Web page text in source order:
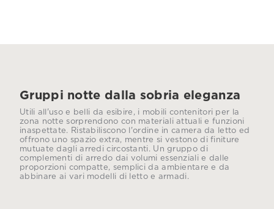
Gruppi notte dalla sobria eleganza
Utili all'uso e belli da esibire, i mobili contenitori per la
zona notte sorprendono con materiali attuali e funzioni
inaspettate. Ristabiliscono l'ordine in camera da letto ed
offrono uno spazio extra, mentre si vestono di finiture
mutuate dagli arredi circostanti. Un gruppo di
complementi di arredo dai volumi essenziali e dalle
proporzioni compatte, semplici da ambientare e da
abbinare ai vari modelli di letto e armadi.